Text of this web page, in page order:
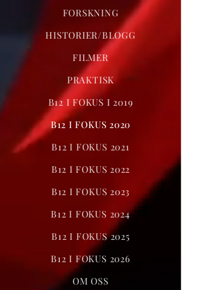
FORSKNING
HISTORIER/BLOGG
FILMER
PRAKTISK
B12 I FOKUS I 2019
B12 I FOKUS 2020
B12 I FOKUS 2021
B12 I FOKUS 2022
B12 I FOKUS 2023
B12 I FOKUS 2024
B12 I FOKUS 2025
B12 I FOKUS 2026
OM OSS